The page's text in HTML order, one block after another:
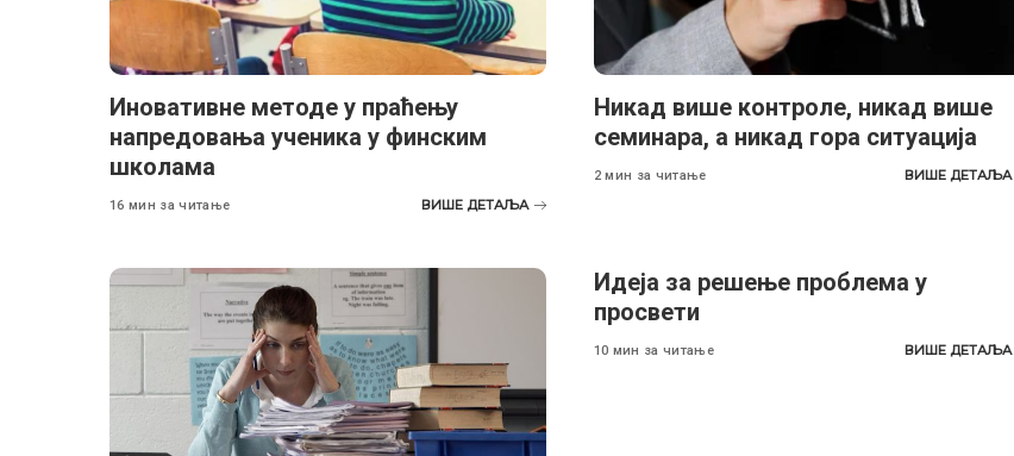
Иновативне методе у праћењу
напредовања ученика у финским
школама
16 мин за читање ВИШЕ ДЕТАЉА
Никад више контроле, никад више
семинара, а никад гора ситуација
2 мин за читање ВИШЕ ДЕТАЉА
Идеја за решење проблема у
просвети
10 мин за читање ВИШЕ ДЕТАЉА